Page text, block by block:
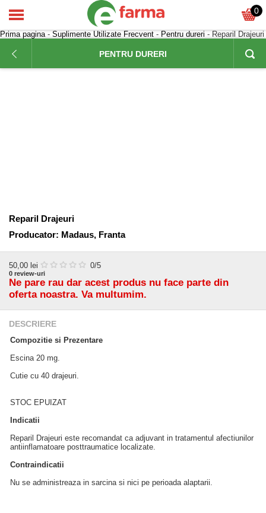
0
Prima pagina- Suplimente Utilizate Frecvent - Pentru dureri - Reparil Drajeuri
PENTRU DURERI
Reparil Drajeuri
Producator: Madaus, Franta
50,00 lei 0/5
0 review-uri
Ne pare rau dar acest produs nu face parte din
oferta noastra. Va multumim.
DESCRIERE
Compozitie si Prezentare
Escina 20 mg.
Cutie cu 40 drajeuri.
STOC EPUIZAT
Indicatii
Reparil Drajeuri este recomandat ca adjuvant in tratamentul afectiunilor
antiinflamatoare posttraumatice localizate.
Contraindicatii
Nu se administreaza in sarcina si nici pe perioada alaptarii.